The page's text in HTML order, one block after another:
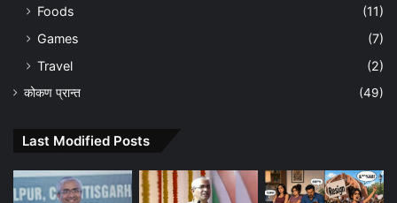
Foods
(11)
Games
(7)
Travel
(2)
कोकण प्रान्त (49)
Last Modified Posts